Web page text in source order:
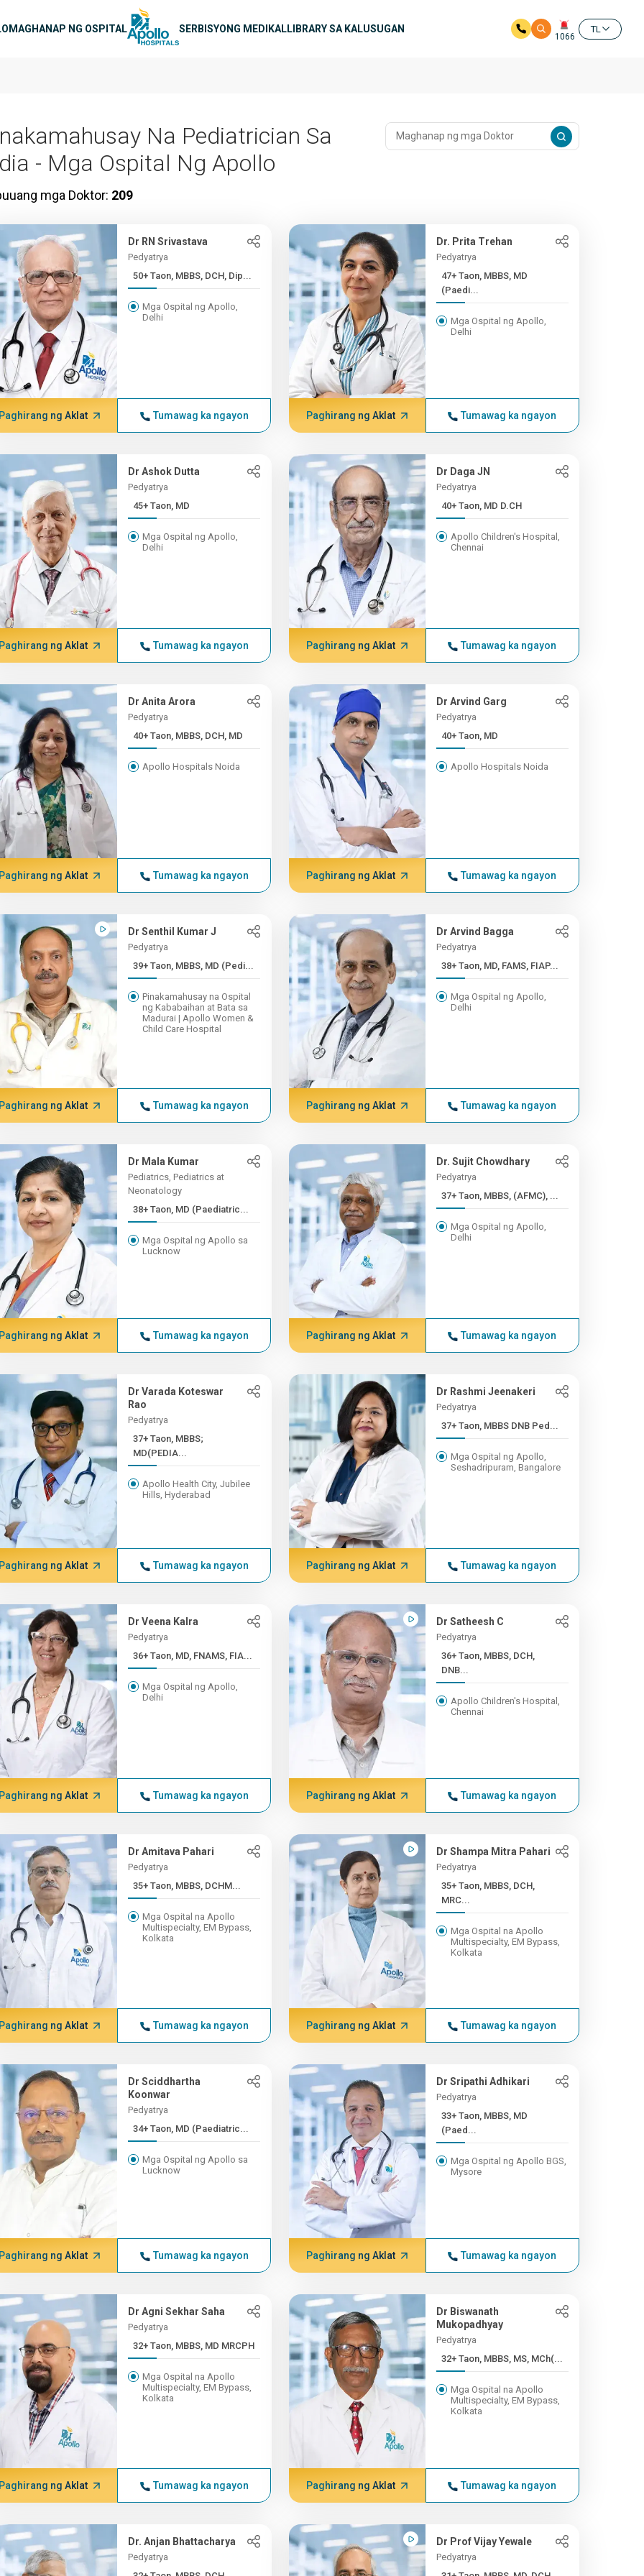
MAGHANAP NG OSPITAL SERBISYONG MEDIKALLIBRARY SA KALUSUGAN
1066
TL
Na Pediatrician Sa
- Mga Ospital Ng Apollo
mga Doktor: 209
Dr RN Srivastava
Pedyatrya
50+ Taon, MBBS, DCH, Dip...
Mga Ospital ng Apollo,
Delhi
Paghirang ng Aklat Tumawag ka ngayon
Dr. Prita Trehan
Pedyatrya
47+ Taon, MBBS, MD
(Paedi...
Mga Ospital ng Apollo,
Delhi
Paghirang ng Aklat Tumawag ka ngayon
Dr Ashok Dutta
Pedyatrya
45+ Taon, MD
Mga Ospital ng Apollo,
Delhi
Paghirang ng Aklat Tumawag ka ngayon
Dr Daga JN
Pedyatrya
40+ Taon, MD D.CH
Apollo Children's Hospital,
Chennai
Paghirang ng Aklat Tumawag ka ngayon
Dr Anita Arora
Pedyatrya
40+ Taon, MBBS, DCH, MD
Apollo Hospitals Noida
Paghirang ng Aklat Tumawag ka ngayon
Dr Arvind Garg
Pedyatrya
40+ Taon, MD
Apollo Hospitals Noida
Paghirang ng Aklat Tumawag ka ngayon
Dr Senthil Kumar J
Pedyatrya
39+ Taon, MBBS, MD (Pedi...
Pinakamahusay na Ospital
ng Kababaihan at Bata sa
Madurai | Apollo Women &
Child Care Hospital
Paghirang ng Aklat Tumawag ka ngayon
Dr Arvind Bagga
Pedyatrya
38+ Taon, MD, FAMS, FIAP...
Mga Ospital ng Apollo,
Delhi
Paghirang ng Aklat Tumawag ka ngayon
Dr Mala Kumar
Pediatrics, Pediatrics at
Neonatology
38+ Taon, MD (Paediatric...
Mga Ospital ng Apollo sa
Lucknow
Paghirang ng Aklat Tumawag ka ngayon
Dr. Sujit Chowdhary
Pedyatrya
37+ Taon, MBBS, (AFMC), ...
Mga Ospital ng Apollo,
Delhi
Paghirang ng Aklat Tumawag ka ngayon
Dr Varada Koteswar
Rao
Pedyatrya
37+ Taon, MBBS;
MD(PEDIA...
Apollo Health City, Jubilee
Hills, Hyderabad
Paghirang ng Aklat Tumawag ka ngayon
Dr Rashmi Jeenakeri
Pedyatrya
37+ Taon, MBBS DNB Ped...
Mga Ospital ng Apollo,
Seshadripuram, Bangalore
Paghirang ng Aklat Tumawag ka ngayon
Dr Veena Kalra
Pedyatrya
36+ Taon, MD, FNAMS, FIA...
Mga Ospital ng Apollo,
Delhi
Paghirang ng Aklat Tumawag ka ngayon
Dr Satheesh C
Pedyatrya
36+ Taon, MBBS, DCH,
DNB...
Apollo Children's Hospital,
Chennai
Paghirang ng Aklat Tumawag ka ngayon
Dr Amitava Pahari
Pedyatrya
35+ Taon, MBBS, DCHM...
Mga Ospital na Apollo
Multispecialty, EM Bypass,
Kolkata
Paghirang ng Aklat Tumawag ka ngayon
Dr Shampa Mitra Pahari
Pedyatrya
35+ Taon, MBBS, DCH,
MRC...
Mga Ospital na Apollo
Multispecialty, EM Bypass,
Kolkata
Paghirang ng Aklat Tumawag ka ngayon
Dr Sciddhartha
Koonwar
Pedyatrya
34+ Taon, MD (Paediatric...
Mga Ospital ng Apollo sa
Lucknow
Paghirang ng Aklat Tumawag ka ngayon
Dr Sripathi Adhikari
Pedyatrya
33+ Taon, MBBS, MD
(Paed...
Mga Ospital ng Apollo BGS,
Mysore
Paghirang ng Aklat Tumawag ka ngayon
Dr Agni Sekhar Saha
Pedyatrya
32+ Taon, MBBS, MD MRCPH
Mga Ospital na Apollo
Multispecialty, EM Bypass,
Kolkata
Paghirang ng Aklat Tumawag ka ngayon
Dr Biswanath
Mukopadhyay
Pedyatrya
32+ Taon, MBBS, MS, MCh(...
Mga Ospital na Apollo
Multispecialty, EM Bypass,
Kolkata
Paghirang ng Aklat Tumawag ka ngayon
Dr. Anjan Bhattacharya
Pedyatrya
Dr Prof Vijay Yewale
Pedyatrya